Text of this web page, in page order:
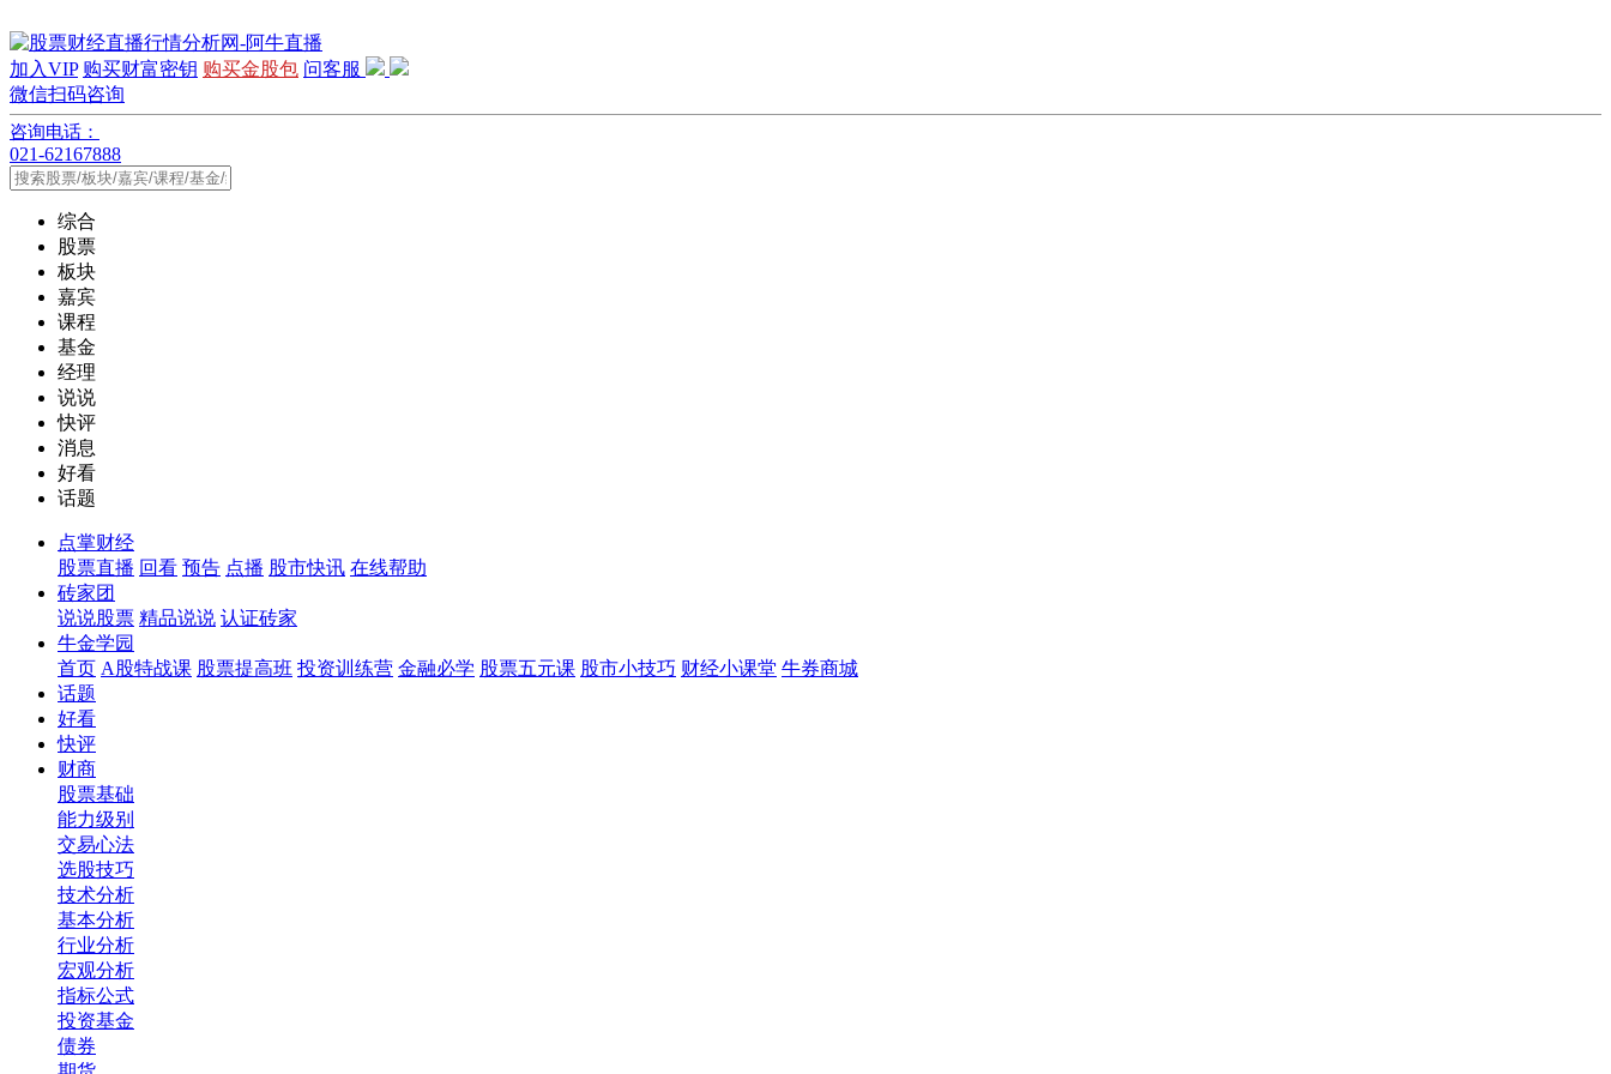
加入VIP 购买财富密钥 购买金股包 问客服
微信扫码咨询
咨询电话：
021-62167888
综合
股票
板块
嘉宾
课程
基金
经理
说说
快评
消息
好看
话题
点掌财经
股票直播 回看 预告 点播 股市快讯 在线帮助
砖家团
说说股票 精品说说 认证砖家
牛金学园
首页 A股特战课 股票提高班 投资训练营 金融必学 股票五元课 股市小技巧 财经小课堂 牛券商城
话题
好看
快评
财商
股票基础
能力级别
交易心法
选股技巧
技术分析
基本分析
行业分析
宏观分析
指标公式
投资基金
债券